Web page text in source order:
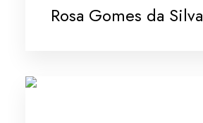
Rosa Gomes da Silva